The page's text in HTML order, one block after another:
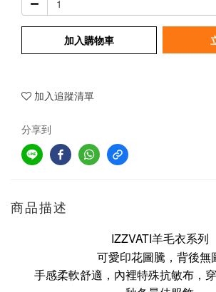
加入購物車
加入追蹤清單
分享到
商品描述
IZZVATI羊毛衣系列
可愛印花圖騰， 背後無
手感柔軟舒適，內裡特殊抗敏布，